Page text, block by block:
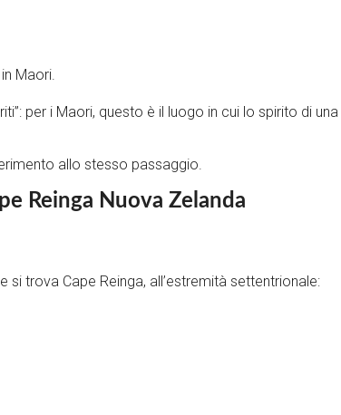
Maori.
per i Maori, questo è il luogo in cui lo spirito di
allo stesso passaggio.
Reinga Nuova Zelanda
trova Cape Reinga, all’estremità settentrionale: